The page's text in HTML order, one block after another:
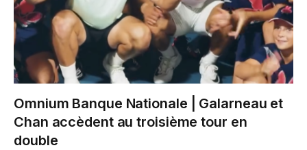
Omnium Banque Nationale | Galarneau et
Chan accèdent au troisième tour en
double